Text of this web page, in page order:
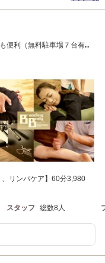
便利（無料駐車場７台有）
リンパケア】60分3,980
スタッフ 総数8人